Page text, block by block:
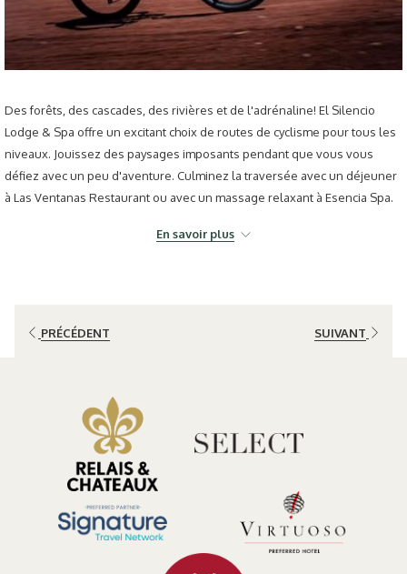
Des forêts, des cascades, des rivières et de l'adrénaline! El Silencio
Lodge & Spa offre un excitant choix de routes de cyclisme pour tous les
niveaux. Jouissez des paysages imposants pendant que vous vous
défiez avec un peu d'aventure. Culminez la traversée avec un déjeuner
à Las Ventanas Restaurant ou avec un massage relaxant à Esencia Spa.
Jaune (4 km) et Facile (1.8 km). Nous comptons aussi avec des bicyclettes
En savoir plus
PRÉCÉDENT SUIVANT